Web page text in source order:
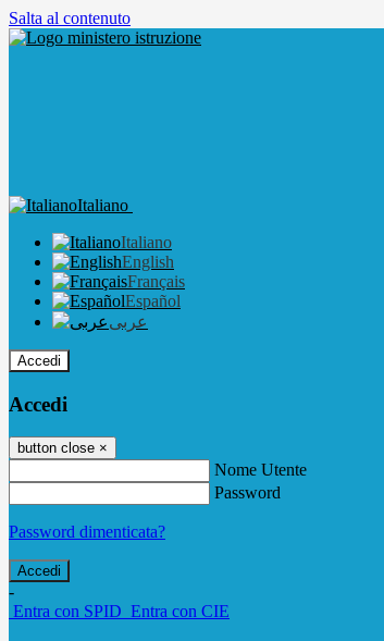
Salta al contenuto
Italiano
Italiano
English
Français
Español
عربى
Accedi
Accedi
button close ×
Nome Utente
Password
Password dimenticata?
-
Entra con SPID Entra con CIE